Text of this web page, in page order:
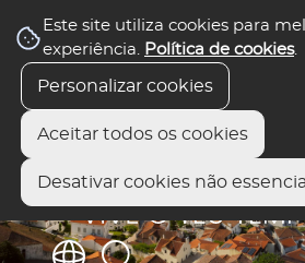
Este site utiliza cookies para
experiência. Política de cookies.
Personalizar cookies
Aceitar todos os cookies
Desativar cookies não